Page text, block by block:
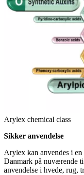
Arylex chemical class
Sikker anvendelse
Arylex kan anvendes i
Danmark på nuværende
anvendelse i hvede, rug,